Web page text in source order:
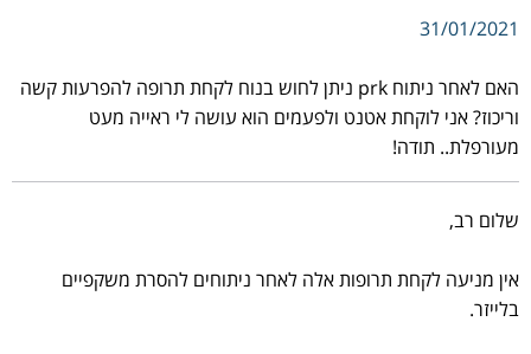
31/01/2021
האם לאחר ניתוח prk ניתן לחוש בנוח לקחת תרופה להפרעות קשה
וריכוז? אני לוקחת אטנט ולפעמים הוא עושה לי ראייה מעט
מעורפלת.. תודה!
שלום רב,
אין מניעה לקחת תרופות אלה לאחר ניתוחים להסרת משקפיים
בלייזר.